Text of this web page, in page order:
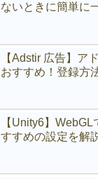
ないときに簡単に
【Adstir 広告】ア
おすすめ！登録方
【Unity6】
すすめの設定を解